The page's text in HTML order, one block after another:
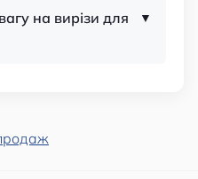
на вирізи для